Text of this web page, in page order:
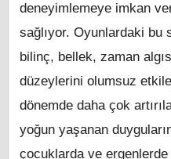
deneyimlemeye imkan
sağlıyor. Oyunlardaki bu
bilinç, bellek, zaman
düzeylerini olumsuz
dönemde daha çok
yoğun yaşanan
çocuklarda ve